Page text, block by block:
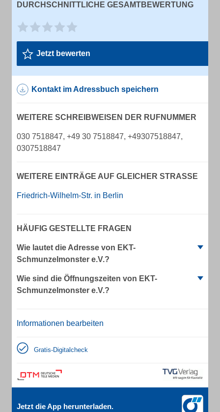
DURCHSCHNITTLICHE GESAMTBEWERTUNG
Jetzt bewerten
Kontakt im Adressbuch speichern
WEITERE SCHREIBWEISEN DER RUFNUMMER
030 7518847, +49 30 7518847, +49307518847,
0307518847
WEITERE EINTRÄGE AUF GLEICHER STRASSE
Friedrich-Wilhelm-Str. in Berlin
HÄUFIG GESTELLTE FRAGEN
Wie lautet die Adresse von EKT-
Schmunzelmonster e.V.?
Wie sind die Öffnungszeiten von EKT-
Schmunzelmonster e.V.?
Informationen bearbeiten
Gratis-Digitalcheck
Jetzt die App herunterladen.